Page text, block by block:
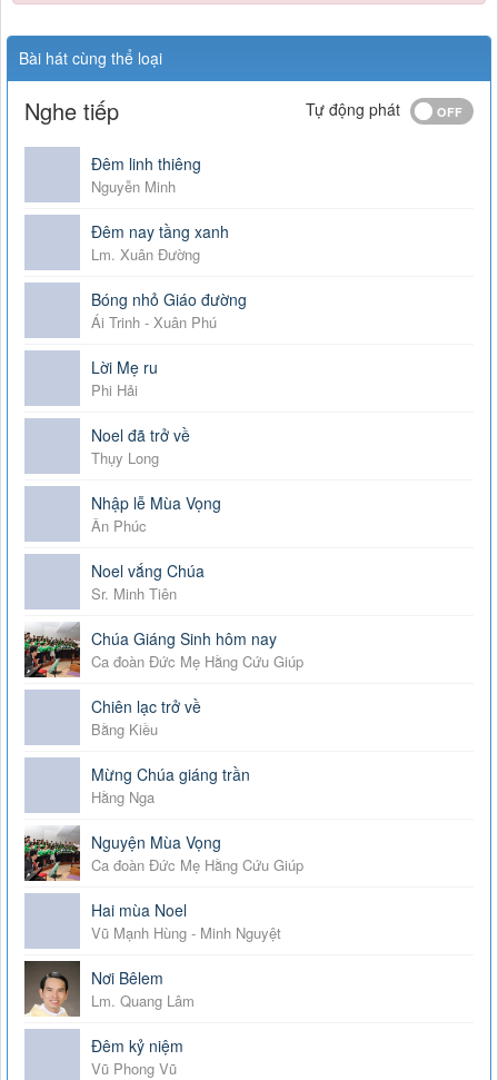
Bài hát cùng thể loại
Nghe tiếp Tự động phát
Đêm linh thiêng
Nguyễn Minh
Đêm nay tầng xanh
Lm. Xuân Đường
Bóng nhỏ Giáo đường
Ái Trinh - Xuân Phú
Lời Mẹ ru
Phi Hải
Noel đã trở về
Thụy Long
Nhập lễ Mùa Vọng
Ân Phúc
Noel vắng Chúa
Sr. Minh Tiên
Chúa Giáng Sinh hôm nay
Ca đoàn Đức Mẹ Hằng Cứu Giúp
Chiên lạc trở về
Bằng Kiều
Mừng Chúa giáng trần
Hằng Nga
Nguyện Mùa Vọng
Ca đoàn Đức Mẹ Hằng Cứu Giúp
Hai mùa Noel
Vũ Mạnh Hùng - Minh Nguyệt
Nơi Bêlem
Lm. Quang Lâm
Đêm kỷ niệm
Vũ Phong Vũ